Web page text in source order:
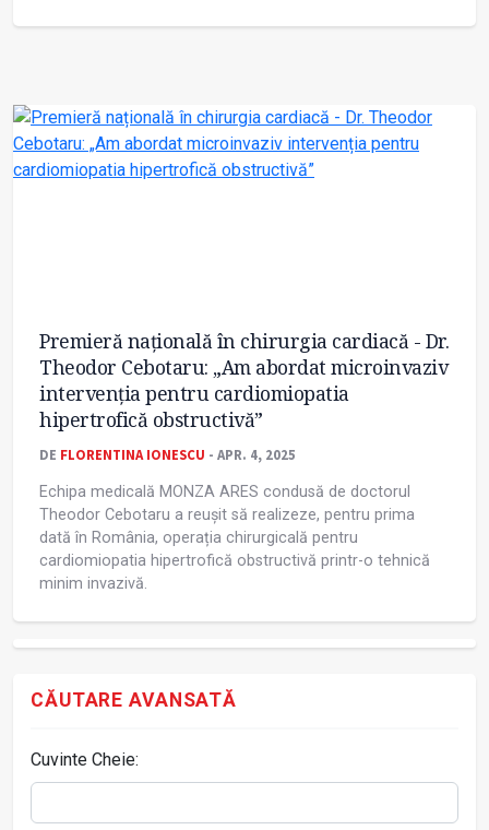
Premieră națională în chirurgia cardiacă - Dr.
Theodor Cebotaru: „Am abordat microinvaziv
intervenția pentru cardiomiopatia
hipertrofică obstructivă”
DE FLORENTINA IONESCU - APR. 4, 2025
Echipa medicală MONZA ARES condusă de doctorul
Theodor Cebotaru a reușit să realizeze, pentru prima
dată în România, operația chirurgicală pentru
cardiomiopatia hipertrofică obstructivă printr-o tehnică
minim invazivă.
CĂUTARE AVANSATĂ
Cuvinte Cheie: